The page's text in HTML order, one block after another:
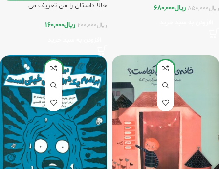
ریال850,000 ریال680,000
حالا داستان را من تعریف می
ریال200,000 ریال160,000
-5%
-20%